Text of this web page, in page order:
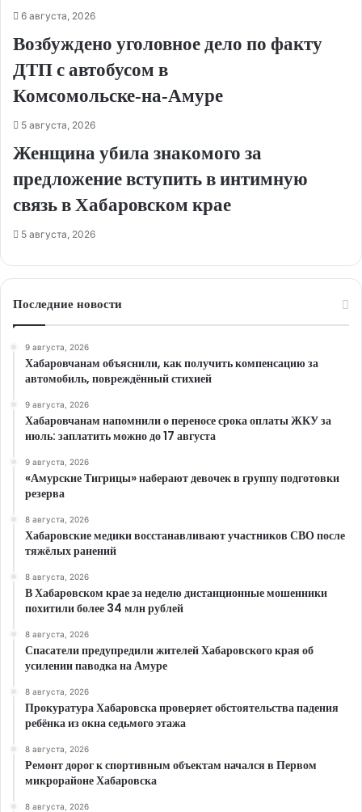
6 августа, 2026
Возбуждено уголовное дело по факту
ДТП с автобусом в
Комсомольске‑на‑Амуре
5 августа, 2026
Женщина убила знакомого за
предложение вступить в интимную
связь в Хабаровском крае
5 августа, 2026
Последние новости
9 августа, 2026
Хабаровчанам объяснили, как получить компенсацию за
автомобиль, повреждённый стихией
9 августа, 2026
Хабаровчанам напомнили о переносе срока оплаты ЖКУ за
июль: заплатить можно до 17 августа
9 августа, 2026
«Амурские Тигрицы» наберают девочек в группу подготовки
резерва
8 августа, 2026
Хабаровские медики восстанавливают участников СВО после
тяжёлых ранений
8 августа, 2026
В Хабаровском крае за неделю дистанционные мошенники
похитили более 34 млн рублей
8 августа, 2026
Спасатели предупредили жителей Хабаровского края об
усилении паводка на Амуре
8 августа, 2026
Прокуратура Хабаровска проверяет обстоятельства падения
ребёнка из окна седьмого этажа
8 августа, 2026
Ремонт дорог к спортивным объектам начался в Первом
микрорайоне Хабаровска
8 августа, 2026